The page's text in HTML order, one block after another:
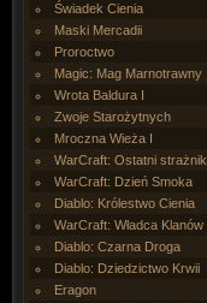
Świadek Cienia
Maski Mercadii
Proroctwo
Magic: Mag Marnotrawny
Wrota Baldura I
Zwoje Starożytnych
Mroczna Wieża I
WarCraft: Ostatni strażnik
WarCraft: Dzień Smoka
Diablo: Królestwo Cienia
WarCraft: Władca Klanów
Diablo: Czarna Droga
Diablo: Dziedzictwo Krwii
Eragon